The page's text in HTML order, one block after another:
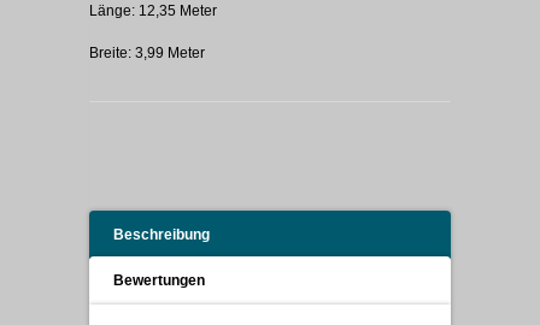
Länge: 12,35 Meter
Breite: 3,99 Meter
Beschreibung
Bewertungen